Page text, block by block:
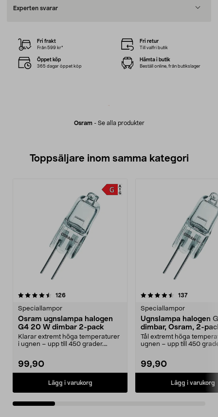
Experten svarar
Osram- Se alla produkter
Fri frakt
Från 599 kr*
Fri retur
Till valfri butik
Öppet köp
365 dagar öppet köp
Hämta i butik
Beställ online, från butikslager
Toppsäljare inom samma kategori
126recensioner
Speciallampor
Osram ugnslampa halogen
G4 20 W dimbar 2-pack
Klarar extremt höga temperaturer
i ugnen – upp till 450 grader.
99,90
Lägg i varukorg
4.5 av 5 stjärnor 137
Speciallampor
Ugnslampa halogen
dimbar, Osram, 2-
Tål extremt höga
ugnen – upp till 450
99,90
Lägg i varukorg
4.0 av 5 stjärnor